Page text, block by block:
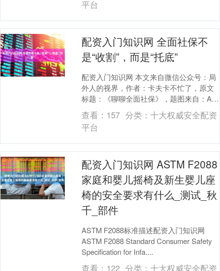
平台
配资入门知识网 全面社保不
是“收割”，而是“托底”
配资入门知识网 本文来自微信公众号：局
外人的视界，作者：卡夫卡不忙了，原文
标题：《聊聊全面社保》，题图来自：AI
生成 不知道为什么有那么多人有那么大意
见，这难....
查看： 157 分类： 十大权威安全配资
平台
配资入门知识网 ASTM F2088
家庭和婴儿摇椅及新生婴儿座
椅的安全要求有什么_测试_秋
千_部件
ASTM F2088标准描述配资入门知识网
ASTM F2088 Standard Consumer Safety
Specification for Infa....
查看： 122 分类： 十大权威安全配资